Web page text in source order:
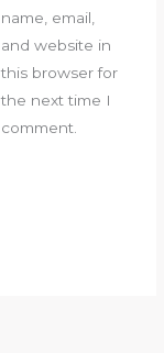
name, email,
and website in
this browser for
the next time I
comment.